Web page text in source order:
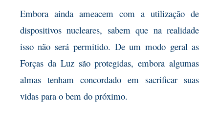
Embora ainda ameacem com a utilização de
dispositivos nucleares, sabem que na realidade
isso não será permitido. De um modo geral as
Forças da Luz são protegidas, embora algumas
almas tenham concordado em sacrificar suas
vidas para o bem do próximo.